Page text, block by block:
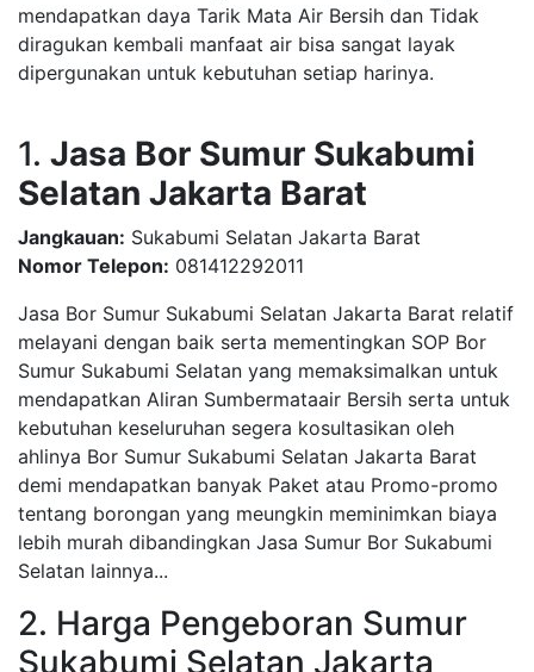
mendapatkan daya Tarik Mata Air Bersih dan Tidak
diragukan kembali manfaat air bisa sangat layak
dipergunakan untuk kebutuhan setiap harinya.
1. Jasa Bor Sumur Sukabumi
Selatan Jakarta Barat
Jangkauan: Sukabumi Selatan Jakarta Barat
Nomor Telepon: 081412292011
Jasa Bor Sumur Sukabumi Selatan Jakarta Barat relatif
melayani dengan baik serta mementingkan SOP Bor
Sumur Sukabumi Selatan yang memaksimalkan untuk
mendapatkan Aliran Sumbermataair Bersih serta untuk
kebutuhan keseluruhan segera kosultasikan oleh
ahlinya Bor Sumur Sukabumi Selatan Jakarta Barat
demi mendapatkan banyak Paket atau Promo-promo
tentang borongan yang meungkin meminimkan biaya
lebih murah dibandingkan Jasa Sumur Bor Sukabumi
Selatan lainnya...
2. Harga Pengeboran Sumur
Sukabumi Selatan Jakarta